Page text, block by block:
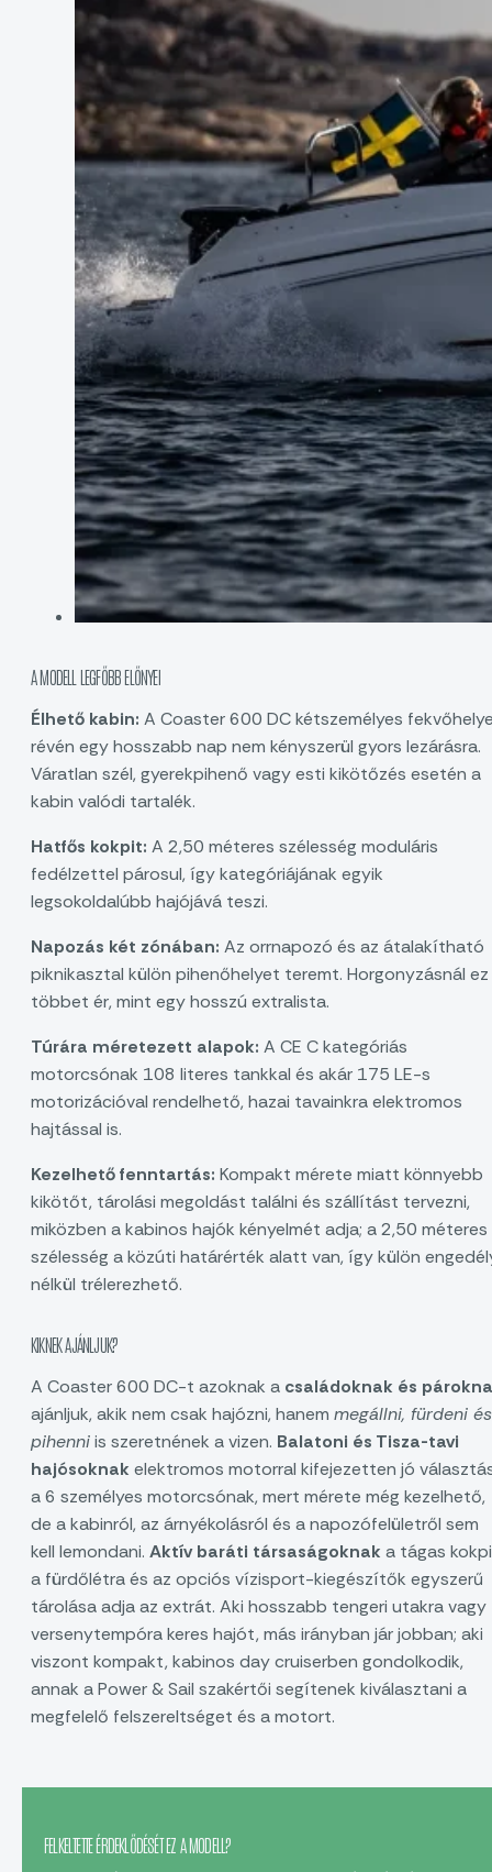
A MODELL LEGFŐBB ELŐNYEI
Élhető kabin: A Coaster 600 DC kétszemélyes
révén egy hosszabb nap nem kényszerül gyors lezárásra.
Váratlan szél, gyerekpihenő vagy esti kikötőzés esetén a
kabin valódi tartalék.
Hatfős kokpit: A 2,50 méteres szélesség moduláris
fedélzettel párosul, így kategóriájának egyik
legsokoldalúbb hajójává teszi.
Napozás két zónában: Az orrnapozó és az átalakítható
piknikasztal külön pihenőhelyet teremt. Horgonyzásnál ez
többet ér, mint egy hosszú extralista.
Túrára méretezett alapok: A CE C kategóriás
motorcsónak 108 literes tankkal és akár 175 LE-s
motorizációval rendelhető, hazai tavainkra elektromos
hajtással is.
Kezelhető fenntartás: Kompakt mérete miatt könnyebb
kikötőt, tárolási megoldást találni és szállítást tervezni,
miközben a kabinos hajók kényelmét adja; a 2,50 méteres
szélesség a közúti határérték alatt van, így külön
nélkül trélerezhető.
KIKNEK AJÁNLJUK?
A Coaster 600 DC-t azoknak a családoknak és
ajánljuk, akik nem csak hajózni, hanem megállni, fürdeni és
pihenniis szeretnének a vizen. Balatoni és Tisza-tavi
hajósoknak elektromos motorral kifejezetten jó
a 6 személyes motorcsónak, mert mérete még kezelhető,
de a kabinról, az árnyékolásról és a napozófelületről sem
kell lemondani. Aktív baráti társaságoknak a tágas
a fürdőlétra és az opciós vízisport-kiegészítők egyszerű
tárolása adja az extrát. Aki hosszabb tengeri utakra vagy
versenytempóra keres hajót, más irányban jár jobban; aki
viszont kompakt, kabinos day cruiserben gondolkodik,
annak a Power & Sail szakértői segítenek kiválasztani a
megfelelő felszereltséget és a motort.
FELKELTETTE ÉRDEKLŐDÉSÉT EZ A MODELL?